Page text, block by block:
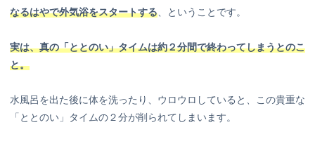
なるはやで外気浴をスタートする 、ということです。
実は、真の「ととのい」タイムは約２分間で終わってしまうとのこ
と。
水風呂を出た後に体を洗ったり、ウロウロしていると、この貴重な
「ととのい」タイムの２分が削られてしまいます。